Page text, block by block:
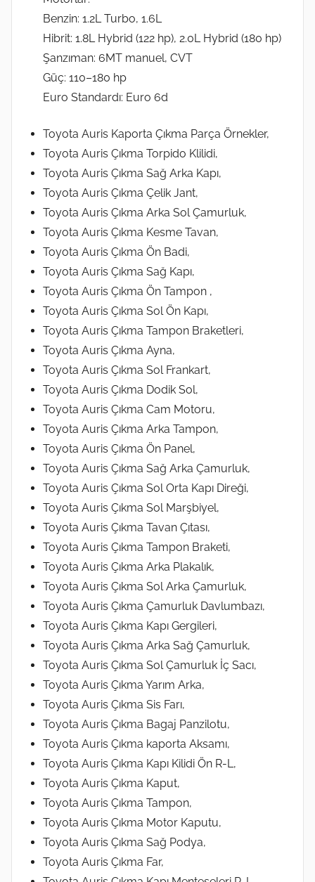
Benzin: 1.2L Turbo, 1.6L
Hibrit: 1.8L Hybrid (122 hp), 2.0L Hybrid (180 hp)
Şanzıman: 6MT manuel, CVT
Güç: 110–180 hp
Euro Standardı: Euro 6d
Toyota Auris Kaporta Çıkma Parça Örnekler,
Toyota Auris Çıkma Torpido Klilidi,
Toyota Auris Çıkma Sağ Arka Kapı,
Toyota Auris Çıkma Çelik Jant,
Toyota Auris Çıkma Arka Sol Çamurluk,
Toyota Auris Çıkma Kesme Tavan,
Toyota Auris Çıkma Ön Badi,
Toyota Auris Çıkma Sağ Kapı,
Toyota Auris Çıkma Ön Tampon ,
Toyota Auris Çıkma Sol Ön Kapı,
Toyota Auris Çıkma Tampon Braketleri,
Toyota Auris Çıkma Ayna,
Toyota Auris Çıkma Sol Frankart,
Toyota Auris Çıkma Dodik Sol,
Toyota Auris Çıkma Cam Motoru,
Toyota Auris Çıkma Arka Tampon,
Toyota Auris Çıkma Ön Panel,
Toyota Auris Çıkma Sağ Arka Çamurluk,
Toyota Auris Çıkma Sol Orta Kapı Direği,
Toyota Auris Çıkma Sol Marşbiyel,
Toyota Auris Çıkma Tavan Çıtası,
Toyota Auris Çıkma Tampon Braketi,
Toyota Auris Çıkma Arka Plakalık,
Toyota Auris Çıkma Sol Arka Çamurluk,
Toyota Auris Çıkma Çamurluk Davlumbazı,
Toyota Auris Çıkma Kapı Gergileri,
Toyota Auris Çıkma Arka Sağ Çamurluk,
Toyota Auris Çıkma Sol Çamurluk İç Sacı,
Toyota Auris Çıkma Yarım Arka,
Toyota Auris Çıkma Sis Farı,
Toyota Auris Çıkma Bagaj Panzilotu,
Toyota Auris Çıkma kaporta Aksamı,
Toyota Auris Çıkma Kapı Kilidi Ön R-L,
Toyota Auris Çıkma Kaput,
Toyota Auris Çıkma Tampon,
Toyota Auris Çıkma Motor Kaputu,
Toyota Auris Çıkma Sağ Podya,
Toyota Auris Çıkma Far,